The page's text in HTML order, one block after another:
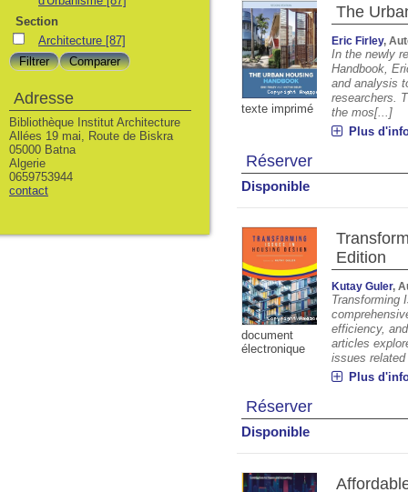
texte imprimé
The
Eric Firley,
In the newly
Handbook,
and analysis
researchers.
the mos[...]
Plus
Réserver
Disponible
document
électronique
Edition
Kutay Guler,
Transforming
efficiency,
articles
issues
Plus
Réserver
Disponible
Section
Architecture [87]
Adresse
Bibliothèque Institut Architecture
Allées 19 mai, Route de Biskra
05000 Batna
Algerie
0659753944
contact